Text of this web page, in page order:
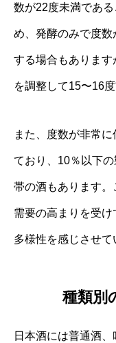
数が22度未満であ
め、発酵のみで度
する場合もありま
を調整して15〜16
また、度数が非常
ており、10％以下
帯の酒もあります
需要の高まりを受
多様性を感じさせて
種類別
日本酒には普通酒